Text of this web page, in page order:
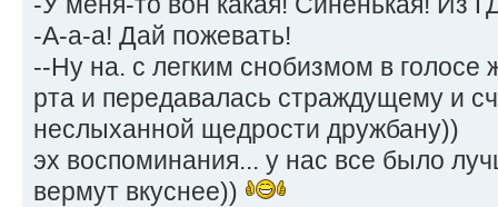
-А-а-а! Дай пожевать!
--Ну на. с легким снобизмом в голосе
рта и передавалась страждущему и
неслыханной щедрости дружбану))
эх воспоминания... у нас все было
вермут вкуснее))